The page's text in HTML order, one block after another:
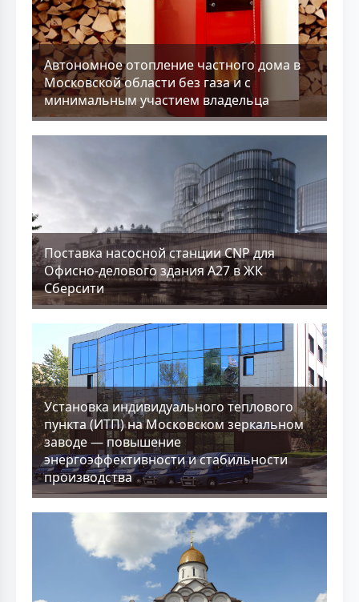
Aвтономное отопление частного дома в
Московской области без газа и с
минимальным участием владельца
Поставка насосной станции CNP для
Офисно-делового здания А27 в ЖК
Сберсити
Установка индивидуального теплового
пункта (ИТП) на Московском зеркальном
заводе — повышение
энергоэффективности и стабильности
производства